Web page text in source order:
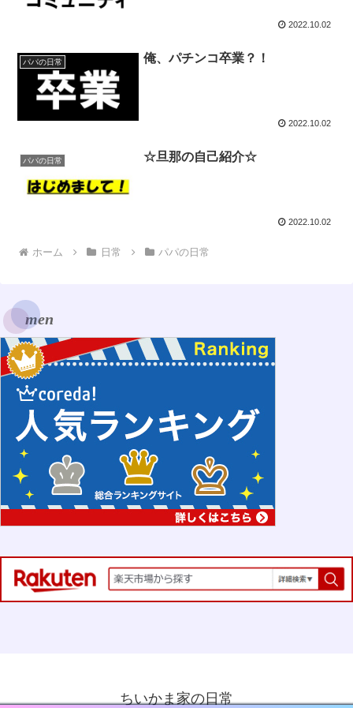
2022.10.02
パパの日常 俺、パチンコ卒業？！
2022.10.02
パパの日常 ☆旦那の自己紹介☆
2022.10.02
ホーム 日常 パパの日常
men
ちいかま家の日常